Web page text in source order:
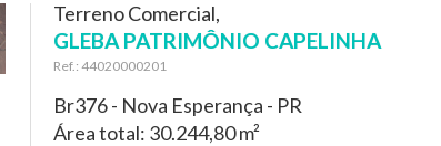
Terreno Comercial,
GLEBA PATRIMÔNIO CAPELINHA
Ref.: 44020000201
Br376 - Nova Esperança - PR
Área total: 30.244,80 m²